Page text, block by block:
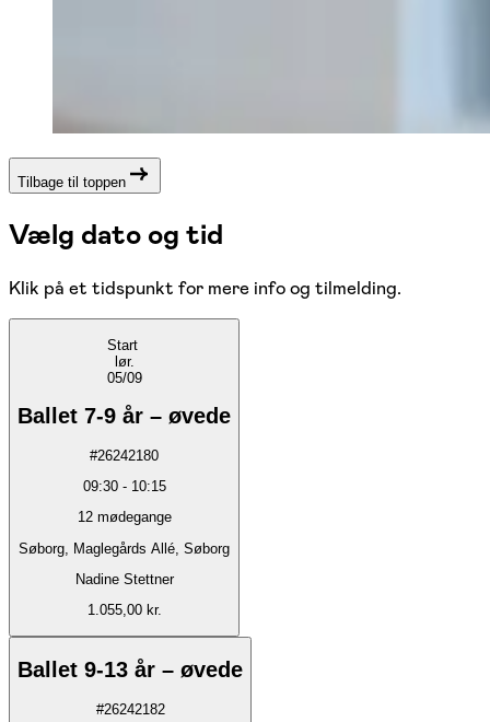
Tilbage til toppen
Vælg dato og tid
Klik på et tidspunkt for mere info og tilmelding.
Start
lør.
05/09
Ballet 7-9 år – øvede
#26242180
09:30- 10:15
12 mødegange
Søborg, Maglegårds Allé, Søborg
Nadine Stettner
1.055,00 kr.
Ballet 9-13 år – øvede
#26242182